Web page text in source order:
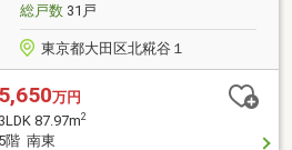
総戸数31戸
東京都大田区北糀谷１
5,650万円
3LDK 87.97m2
5階 南東